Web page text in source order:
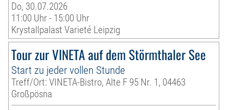
Do, 30.07.2026
11:00 Uhr - 15:00 Uhr
Krystallpalast Varieté Leipzig
Tour zur VINETA auf dem Störmthaler See
Start zu jeder vollen Stunde
Treff/Ort: VINETA-Bistro, Alte F 95 Nr. 1, 04463
Großpösna